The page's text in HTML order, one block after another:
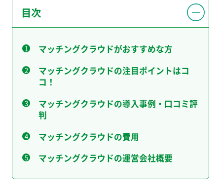
目次
マッチングクラウドがおすすめな方
マッチングクラウドの注目ポイントはコ
コ！
マッチングクラウドの導入事例・口コミ評
判
マッチングクラウドの費用
マッチングクラウドの運営会社概要